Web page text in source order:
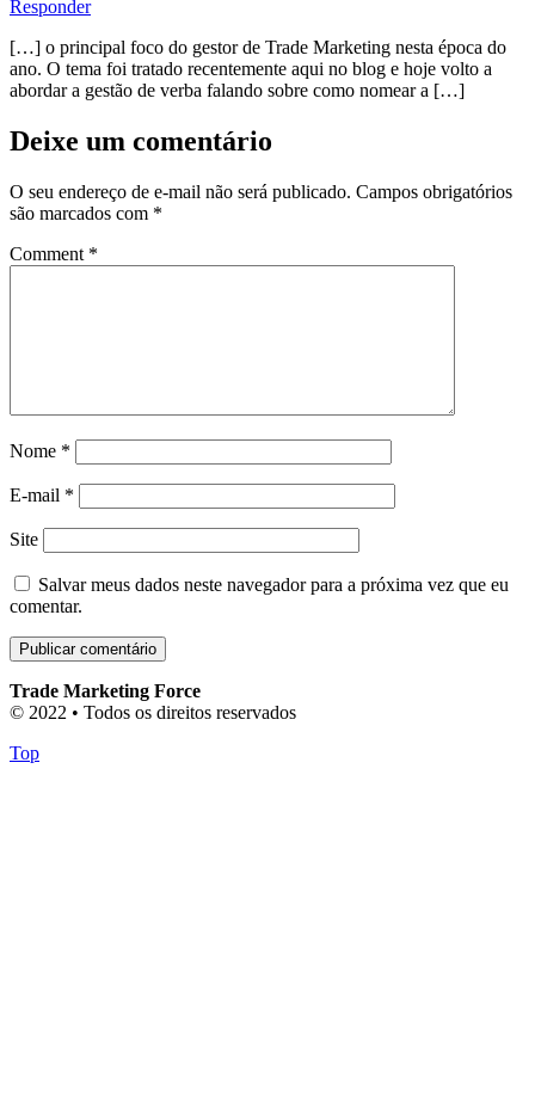
Responder
[…] o principal foco do gestor de Trade Marketing nesta época do
ano. O tema foi tratado recentemente aqui no blog e hoje volto a
abordar a gestão de verba falando sobre como nomear a […]
Deixe um comentário
O seu endereço de e-mail não será publicado. Campos obrigatórios
são marcados com *
Comment *
Nome *
E-mail *
Site
Salvar meus dados neste navegador para a próxima vez que eu
comentar.
Trade Marketing Force
© 2022 • Todos os direitos reservados
Top